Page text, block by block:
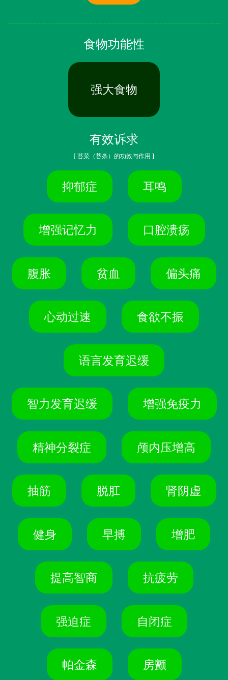
食物功能性
强大食物
有效诉求
[ 苔菜（苔条）的功效与作用 ]
抑郁症 耳鸣
增强记忆力 口腔溃疡
腹胀 贫血 偏头痛
心动过速 食欲不振
语言发育迟缓
智力发育迟缓 增强免疫力
精神分裂症 颅内压增高
抽筋 脱肛 肾阴虚
健身 早搏 增肥
提高智商 抗疲劳
强迫症 自闭症
帕金森 房颤